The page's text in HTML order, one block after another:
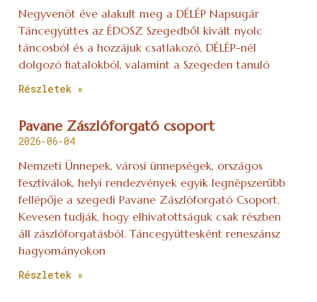
Negyvenöt éve alakult meg a DÉLÉP Napsugár
Táncegyüttes az ÉDOSZ Szegedből kivált nyolc
táncosból és a hozzájuk csatlakozó, DÉLÉP-nél
dolgozó fiatalokból, valamint a Szegeden tanuló
Részletek »
Pavane Zászlóforgató csoport
2026-06-04
Nemzeti Ünnepek, városi ünnepségek, országos
fesztiválok, helyi rendezvények egyik legnépszerűbb
fellépője a szegedi Pavane Zászlóforgató Csoport.
Kevesen tudják, hogy elhivatottságuk csak részben
áll zászlóforgatásból. Táncegyüttesként reneszánsz
hagyományokon
Részletek »